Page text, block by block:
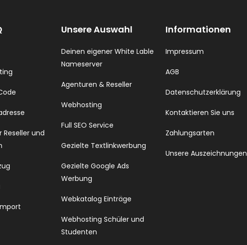
Reseller und
Unsere Auswahl
Deinen eigener White Lable
Nameserver
Agenturen & Reseller
Webhosting
Full SEO Service
Gezielte Textlinkwerbung
Gezielte Google Ads
Werbung
Webkatalog Einträge
Webhosting Schüler und
Studenten
Informationen
Impressum
AGB
Datenschutzerklärung
Kontaktieren Sie uns
Zahlungsarten
Unsere Auszeichnungen